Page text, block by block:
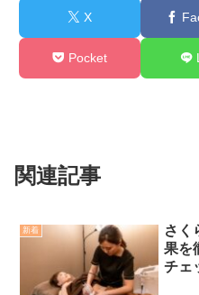
X
Pocket
関連記事
新着
さく
果を
チェ